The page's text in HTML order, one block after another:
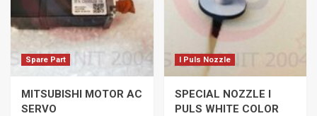
Spare Part
MITSUBISHI MOTOR AC
SERVO
I Puls Nozzle
SPECIAL NOZZLE I
PULS WHITE COLOR